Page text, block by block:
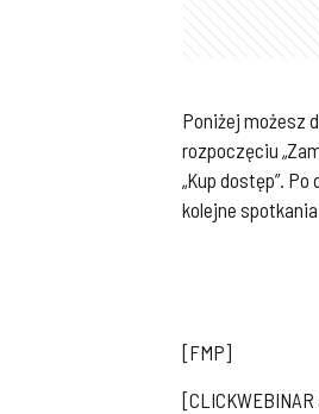
Poniżej możesz
rozpoczęciu
„Kup dostęp”.
kolejne
[FMP]